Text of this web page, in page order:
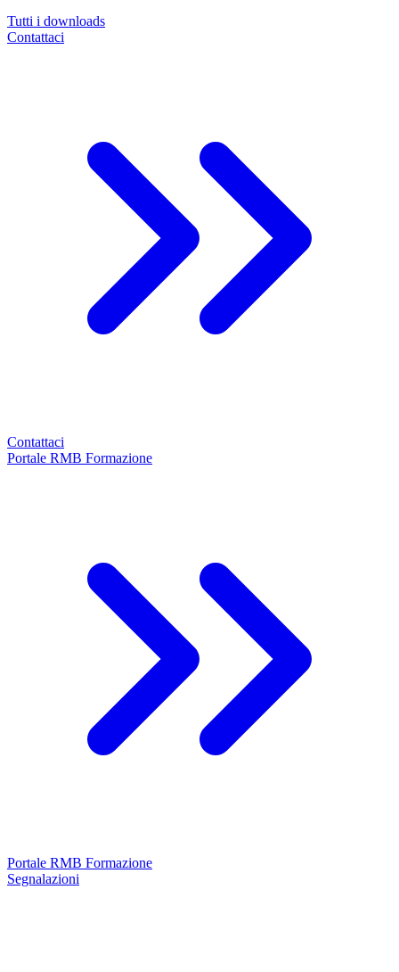
Tutti i downloads
Contattaci
Contattaci
Portale RMB Formazione
Portale RMB Formazione
Segnalazioni